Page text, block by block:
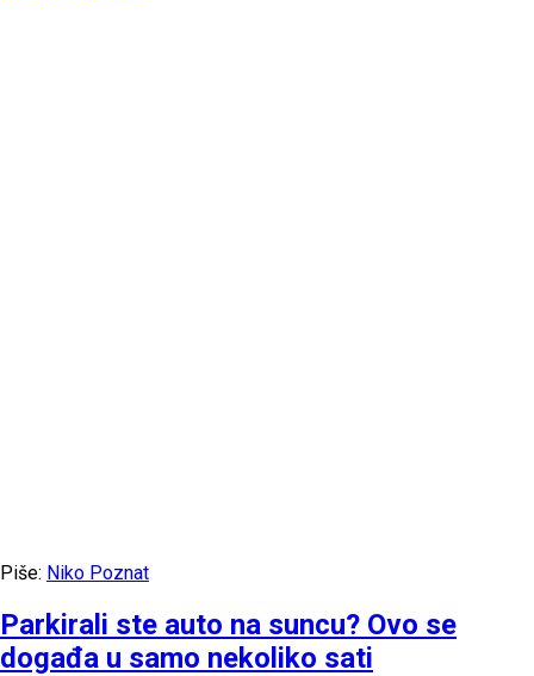
Piše: Niko Poznat
Parkirali ste auto na suncu? Ovo se
događa u samo nekoliko sati